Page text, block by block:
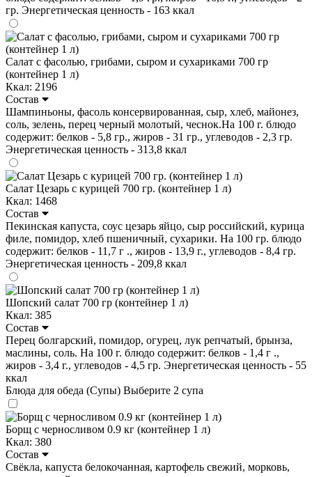
гр. Энергетическая ценность - 163 ккал
Салат с фасолью, грибами, сыром и сухариками 700 гр
(контейнер 1 л)
Ккал: 2196
Состав
Шампиньоны, фасоль консервированная, сыр, хлеб, майонез,
соль, зелень, перец черный молотый, чеснок.На 100 г. блюдо
содержит: белков - 5,8 гр., жиров - 31 гр., углеводов - 2,3 гр.
Энергетическая ценность - 313,8 ккал
Салат Цезарь с курицей 700 гр. (контейнер 1 л)
Ккал: 1468
Состав
Пекинская капуста, соус цезарь яйцо, сыр российский, курица
филе, помидор, хлеб пшеничный, сухарики. На 100 гр. блюдо
содержит: белков - 11,7 г ., жиров - 13,9 г., углеводов - 8,4 гр.
Энергетическая ценность - 209,8 ккал
Шопский салат 700 гр (контейнер 1 л)
Ккал: 385
Состав
Перец болгарский, помидор, огурец, лук репчатый, брынза,
маслины, соль. На 100 г. блюдо содержит: белков - 1,4 г .,
жиров - 3,4 г., углеводов - 4,5 гр. Энергетическая ценность - 55
ккал
Блюда для обеда (Супы) Выберите 2 супа
Борщ с черносливом 0.9 кг (контейнер 1 л)
Ккал: 380
Состав
Свёкла, капуста белокочанная, картофель свежий, морковь,